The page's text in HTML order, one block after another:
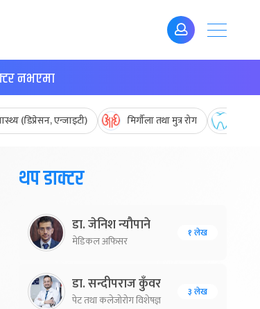
नभएमा
(डिप्रेसन, एन्जाइटी) मिर्गौला तथा मुत्र रोग
थप डाक्टर
डा. जेनिश न्यौपाने
मेडिकल अफिसर
१ लेख
डा. सन्दीपराज कुँवर
पेट तथा कलेजोरोग विशेषज्ञ
३ लेख